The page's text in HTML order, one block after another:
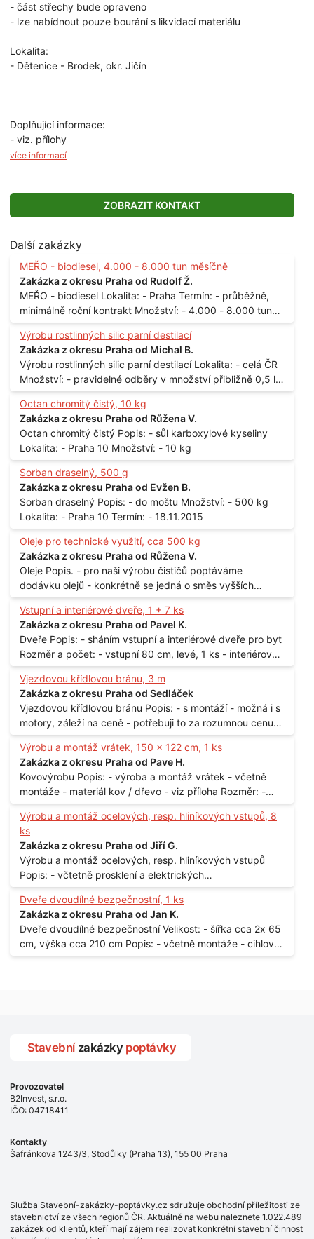
- část střechy bude opraveno
- lze nabídnout pouze bourání s likvidací materiálu
Lokalita:
- Dětenice - Brodek, okr. Jičín
Doplňující informace:
- viz. přílohy
více informací
ZOBRAZIT KONTAKT
Další zakázky
MEŘO - biodiesel, 4.000 - 8.000 tun měsíčně
Zakázka z okresu Praha od Rudolf Ž.
MEŘO - biodiesel Lokalita: - Praha Termín: - průběžně,
minimálně roční kontrakt Množství: - 4.000 - 8.000 tun
měsíčně
Výrobu rostlinných silic parní destilací
Zakázka z okresu Praha od Michal B.
Výrobu rostlinných silic parní destilací Lokalita: - celá ČR
Množství: - pravidelné odběry v množství přibližně 0,5 l
až 1 l
Octan chromitý čistý, 10 kg
Zakázka z okresu Praha od Růžena V.
Octan chromitý čistý Popis: - sůl karboxylové kyseliny
Lokalita: - Praha 10 Množství: - 10 kg
Sorban draselný, 500 g
Zakázka z okresu Praha od Evžen B.
Sorban draselný Popis: - do moštu Množství: - 500 kg
Lokalita: - Praha 10 Termín: - 18.11.2015
Oleje pro technické využití, cca 500 kg
Zakázka z okresu Praha od Růžena V.
Oleje Popis. - pro naši výrobu čističů poptáváme
dodávku olejů - konkrétně se jedná o směs vyšších
mastných kyselin s převahou olejové kyseliny - účelem je
technické využití - hustota při 20°C - cca 870 kg / m3
Balení: - po 190 kg v sudu Množství: - cca 500 kg - roční
spotřeba Lokalita: - Praha
Vstupní a interiérové dveře, 1 + 7 ks
Zakázka z okresu Praha od Pavel K.
Dveře Popis: - sháním vstupní a interiérové dveře pro byt
Rozměr a počet: - vstupní 80 cm, levé, 1 ks - interiérové
80 cm, levé, 2 ks - 80 cm, pravé, 3 ks - 60 cm, levé, 2 ks
Lokalita: - Praha 10
Vjezdovou křídlovou bránu, 3 m
Zakázka z okresu Praha od Sedláček
Vjezdovou křídlovou bránu Popis: - s montáží - možná i s
motory, záleží na ceně - potřebuji to za rozumnou cenu
Materiál: - ocel Množství: - 1 ks Velikost: - 3 m Lokalita: -
Praha
Výrobu a montáž vrátek, 150 x 122 cm, 1 ks
Zakázka z okresu Praha od Pave H.
Kovovýrobu Popis: - výroba a montáž vrátek - včetně
montáže - materiál kov / dřevo - viz příloha Rozměr: -
150 x 122 cm Lokalita: - Senohraby Nabídky na e-mail.
Výrobu a montáž ocelových, resp. hliníkových vstupů, 8
ks
Zakázka z okresu Praha od Jiří G.
Výrobu a montáž ocelových, resp. hliníkových vstupů
Popis: - včtetně prosklení a elektrických
samozamýkacích zámků pro panelový dům - jedná se o
vchodové dveře umístěné v zarámovaném a proskleném
portálu - předmětem dodávky bude i demontáž
stávajících a už nevyhovujících prosklených,
umělohmotných vstupů Množství: - 8 ks Lokalita: - 7, 9,
Dveře dvoudílné bezpečnostní, 1 ks
Zakázka z okresu Praha od Jan K.
Dveře dvoudílné bezpečnostní Velikost: - šířka cca 2x 65
cm, výška cca 210 cm Popis: - včetně montáže - cihlový
dům, 2. patro - vchod z chodby - rozměry bez zárubní
Stavební zakázky poptávky
Provozovatel
B2Invest, s.r.o.
IČO: 04718411
Kontakty
Šafránkova 1243/3, Stodůlky (Praha 13), 155 00 Praha
Služba Stavební-zakázky-poptávky.cz sdružuje obchodní příležitosti ze
stavebnictví ze všech regionů ČR. Aktuálně na webu naleznete 1.022.489
zakázek od klientů, kteří mají zájem realizovat konkrétní stavební činnost